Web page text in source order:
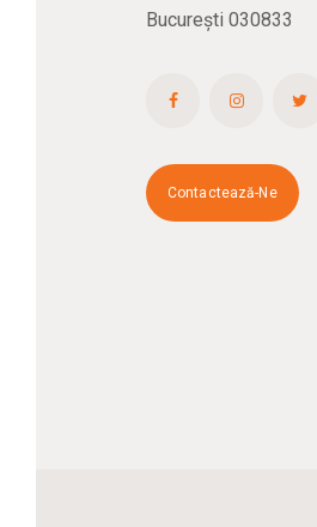
București 030833
Contactează-Ne